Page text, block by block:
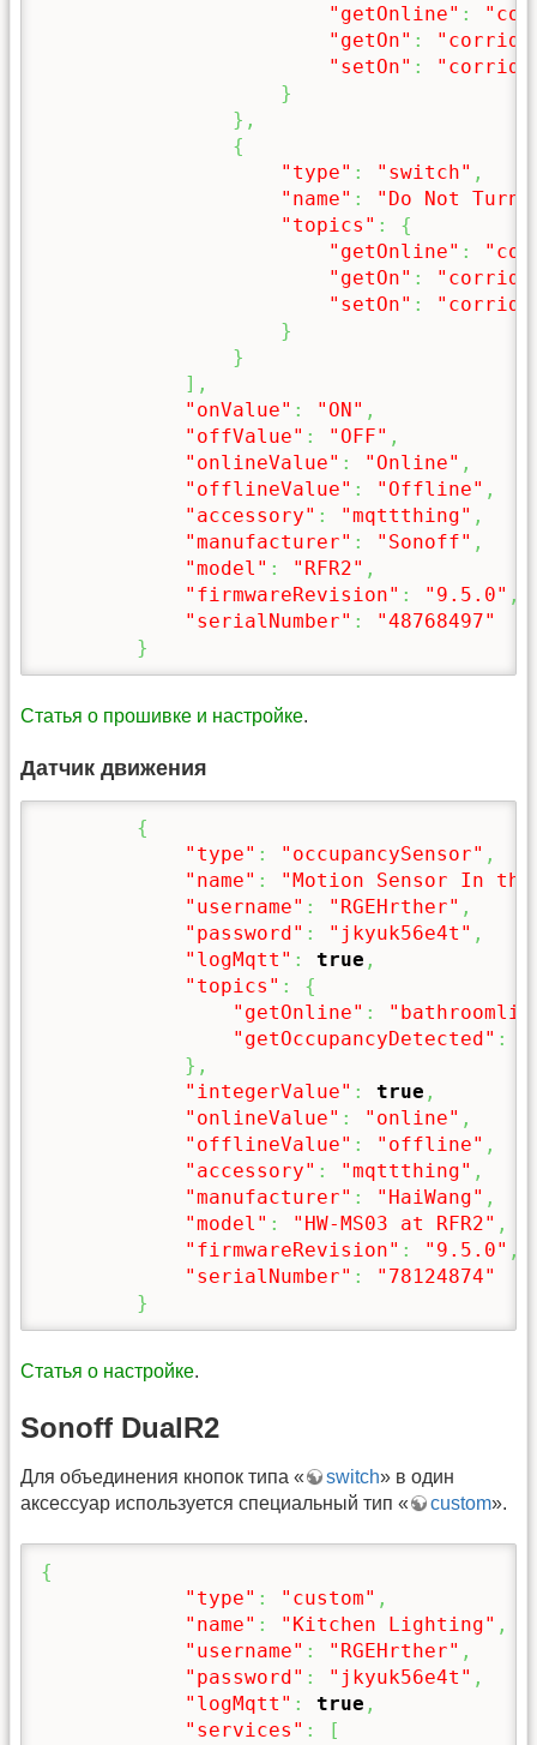
"getOnline" :
"getOn" :
"setOn" :
}
} ,
{
"type" : "switch" ,
"name" :
"Do Not
"topics" :
{
"getOnline" :
"getOn" :
"setOn" :
}
}
] ,
"onValue" : "ON" ,
"offValue" : "OFF" ,
"onlineValue" : "Online" ,
"offlineValue" : "Offline" ,
"accessory" : "mqttthing" ,
"manufacturer" : "Sonoff" ,
"model" : "RFR2" ,
"firmwareRevision" : "9.5.0" ,
"serialNumber" :
"48768497"
}
Статья о прошивке и настройке.
Датчик движения
{
"type" : "occupancySensor" ,
"name" :
"Motion Sensor In the
"username" : "RGEHrther" ,
"password" : "jkyuk56e4t" ,
"logMqtt" : true ,
"topics" :
{
"getOnline" :
"getOccupancyDetected" :
} ,
"integerValue" : true ,
"onlineValue" : "online" ,
"offlineValue" : "offline" ,
"accessory" : "mqttthing" ,
"manufacturer" : "HaiWang" ,
"model" : "HW-MS03 at RFR2" ,
"firmwareRevision" : "9.5.0" ,
"serialNumber" :
"78124874"
}
Статья о настройке.
Sonoff DualR2
Для объединения кнопок типа « switch» в один
аксессуар используется специальный тип «
custom».
{
"type" : "custom" ,
"name" : "Kitchen Lighting" ,
"username" : "RGEHrther" ,
"password" : "jkyuk56e4t" ,
"logMqtt" : true ,
"services" :
[